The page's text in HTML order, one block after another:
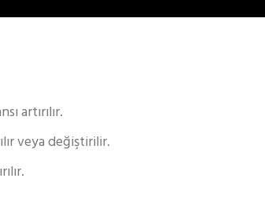
artırılır.
veya değiştirilir.